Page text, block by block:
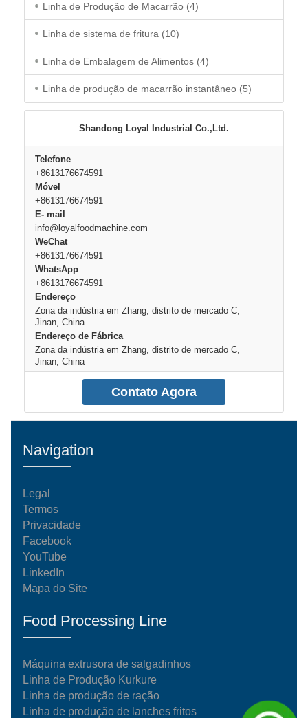
Linha de Produção de Macarrão (4)
Linha de sistema de fritura (10)
Linha de Embalagem de Alimentos (4)
Linha de produção de macarrão instantâneo (5)
Shandong Loyal Industrial Co.,Ltd.
Telefone
+8613176674591
Móvel
+8613176674591
E- mail
info@loyalfoodmachine.com
WeChat
+8613176674591
WhatsApp
+8613176674591
Endereço
Zona da indústria em Zhang, distrito de mercado C,
Jinan, China
Endereço de Fábrica
Zona da indústria em Zhang, distrito de mercado C,
Jinan, China
Contato Agora
Navigation
Legal
Termos
Privacidade
Facebook
YouTube
LinkedIn
Mapa do Site
Food Processing Line
Máquina extrusora de salgadinhos
Linha de Produção Kurkure
Linha de produção de ração
Linha de produção de lanches fritos